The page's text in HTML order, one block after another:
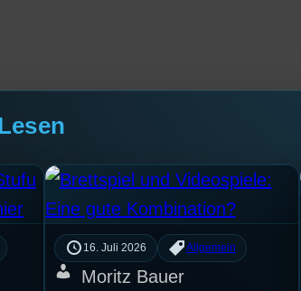
16. Juli 2026 Allgemein
Moritz Bauer